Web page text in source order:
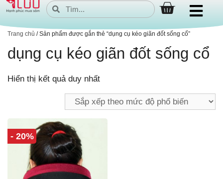
Trang chủ / Sản phẩm được gắn thẻ “dụng cụ kéo giãn đốt sống cổ”
dụng cụ kéo giãn đốt sống cổ
Hiển thị kết quả duy nhất
- 20%